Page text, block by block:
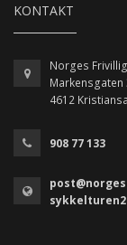
KONTAKT
Norges
Markensgaten
4612
908 77 133